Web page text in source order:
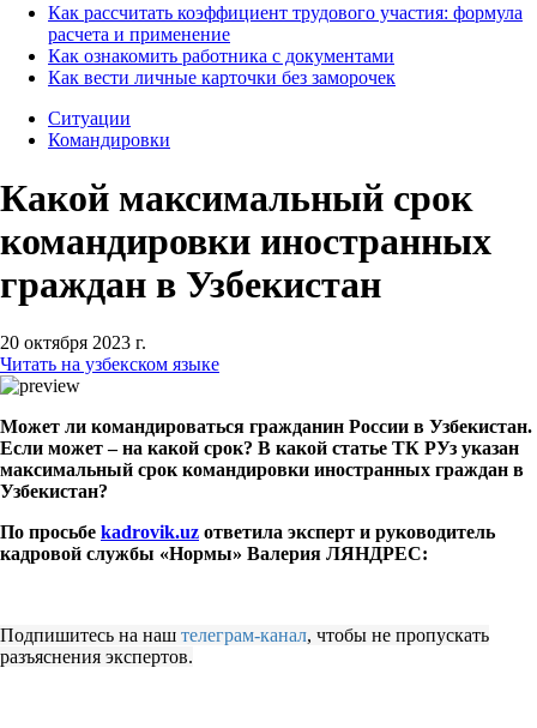
Как рассчитать коэффициент трудового участия: формула
расчета и применение
Как ознакомить работника с документами
Как вести личные карточки без заморочек
Ситуации
Командировки
Какой максимальный срок
командировки иностранных
граждан в Узбекистан
20 октября 2023 г.
Читать на узбекском языке
Может ли командироваться гражданин России в Узбекистан.
Если может – на какой срок? В какой статье ТК РУз указан
максимальный срок командировки иностранных граждан в
Узбекистан?
По просьбе kadrovik.uz ответила эксперт и руководитель
кадровой службы «Нормы» Валерия ЛЯНДРЕС:
Подпишитесь на наш телеграм-канал, чтобы не пропускать
разъяснения экспертов.